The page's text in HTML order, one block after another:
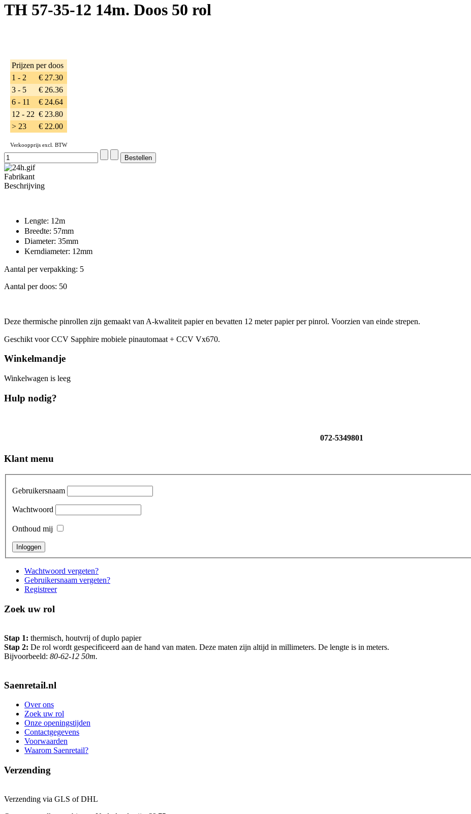
TH 57-35-12 14m. Doos 50 rol
Prijzen per doos
1 - 2
€ 27.30
3 - 5
€ 26.36
6 - 11
€ 24.64
12 - 22 € 23.80
> 23
€ 22.00
Verkoopprijs excl. BTW
Fabrikant
Beschrijving
Lengte: 12m
Breedte: 57mm
Diameter: 35mm
Kerndiameter: 12mm
Aantal per verpakking: 5
Aantal per doos: 50
Deze thermische pinrollen zijn gemaakt van A-kwaliteit papier en bevatten 12 meter papier per pinrol. Voorzien van einde strepen.
Geschikt voor CCV Sapphire mobiele pinautomaat + CCV Vx670.
Winkelmandje
Winkelwagen is leeg
Hulp nodig?
072-5349801
Klant menu
Gebruikersnaam
Wachtwoord
Onthoud mij
Wachtwoord vergeten?
Gebruikersnaam vergeten?
Registreer
Zoek uw rol
Stap 1: thermisch, houtvrij of duplo papier
Stap 2: De rol wordt gespecificeerd aan de hand van maten. Deze maten zijn altijd in millimeters. De lengte is in meters.
Bijvoorbeeld: 80-62-12 50m.
Saenretail.nl
Over ons
Zoek uw rol
Onze openingstijden
Contactgegevens
Voorwaarden
Waarom Saenretail?
Verzending
Verzending via GLS of DHL